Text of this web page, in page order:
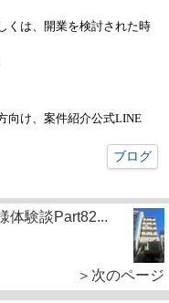
くは、開業を検討された時
向け、案件紹介公式LINE
ブログ
体験談Part82...
＞次のページ